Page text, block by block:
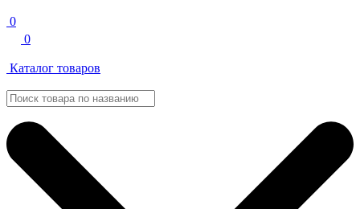
0
0
Каталог товаров